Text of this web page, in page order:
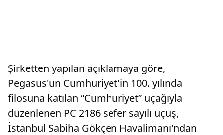
Şirketten yapılan açıklamaya göre,
Pegasus'un Cumhuriyet'in 100. yılında
filosuna katılan “Cumhuriyet” uçağıyla
düzenlenen PC 2186 sefer sayılı uçuş,
İstanbul Sabiha Gökçen Havalimanı'ndan